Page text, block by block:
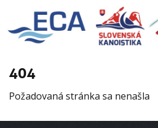
404
Požadovaná stránka sa nenašla
EURO 19
INFO
RESULTS